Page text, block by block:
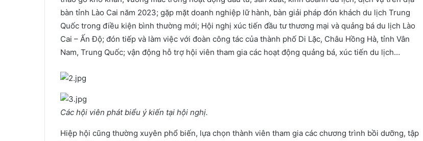
bàn tỉnh Lào Cai năm 2023; gặp mặt doanh nghiệp lữ hành, bàn giải pháp đón khách du lịch Trung
Quốc trong điều kiện bình thường mới; Hội nghị xúc tiến đầu tư thương mại và quảng bá du lịch Lào
Cai – Ấn Độ; đón tiếp và làm việc với đoàn công tác của thành phố Di Lặc, Châu Hồng Hà, tỉnh Vân
Nam, Trung Quốc; vận động hỗ trợ hội viên tham gia các hoạt động quảng bá, xúc tiến du lịch…
Các hội viên phát biểu ý kiến tại hội nghị.
Hiệp hội cũng thường xuyên phổ biến, lựa chọn thành viên tham gia các chương trình bồi dưỡng, tập